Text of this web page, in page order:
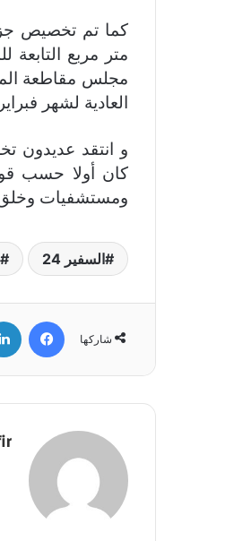
متر مربع التابعة
العادية لشهر
و انتقد عديدون
كان أولا حسب
ومستشفيات وخلق
السفير 24
شاركها